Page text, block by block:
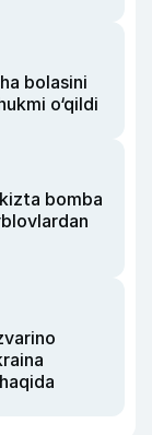
bolasini
o‘qildi
bomba